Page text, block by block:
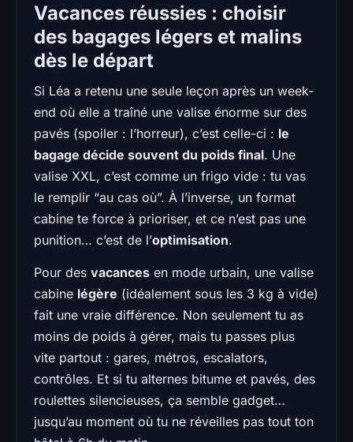
Vacances réussies : choisir
des bagages légers et malins
dès le départ
Si Léa a retenu une seule leçon après un week-
end où elle a traîné une valise énorme sur des
pavés (spoiler : l’horreur), c’est celle-ci : le
bagage décide souvent du poids final. Une
valise XXL, c’est comme un frigo vide : tu vas
le remplir “au cas où”. À l’inverse, un format
cabine te force à prioriser, et ce n’est pas une
punition… c’est de l’optimisation.
Pour des vacances en mode urbain, une valise
cabine légère (idéalement sous les 3 kg à vide)
fait une vraie différence. Non seulement tu as
moins de poids à gérer, mais tu passes plus
vite partout : gares, métros, escalators,
contrôles. Et si tu alternes bitume et pavés, des
roulettes silencieuses, ça semble gadget…
jusqu’au moment où tu ne réveilles pas tout ton